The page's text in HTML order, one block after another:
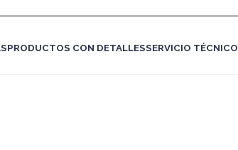
PRODUCTOS CON DETALLESSERVICIO TÉCNICO